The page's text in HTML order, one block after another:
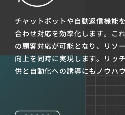
チャットボットや自動返信機能
合わせ対応を効率化します。こ
の顧客対応が可能となり、リソ
向上を同時に実現します。リッ
供と自動化への誘導にもノウハウ